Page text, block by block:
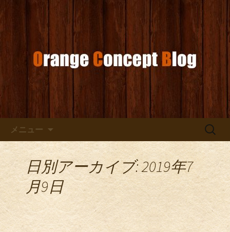
オレンジコンセプトブログ
お店からのお知らせ
メニュー
検
日別アーカイブ: 2019年7
月9日